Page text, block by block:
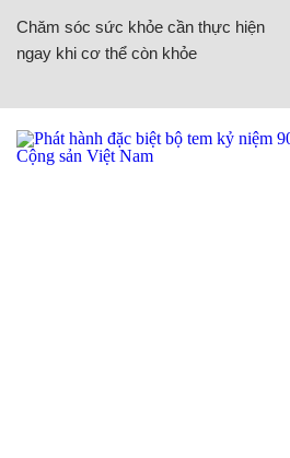
Chăm sóc sức khỏe cần thực hiện
ngay khi cơ thể còn khỏe